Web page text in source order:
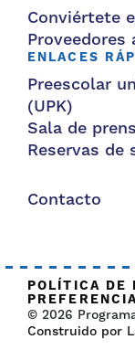
Conviértete
Proveedores
ENLACES
Preescolar
(UPK)
Sala de
Reservas de
Contacto
POLÍTICA DE
© 2026
Construido por